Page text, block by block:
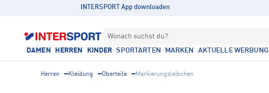
INTERSPORT App downloaden
Wonach suchst du?
DAMEN HERREN KINDER SPORTARTEN MARKEN AKTUELLE WERBUNG
Herren Kleidung Oberteile Markierungsleibchen